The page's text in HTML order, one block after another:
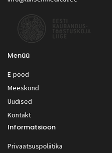
Menüü
E-pood
Meeskond
Uudised
Kontakt
Informatsioon
Privaatsuspoliitika